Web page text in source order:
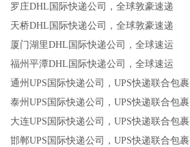
罗庄DHL国际快递公司，全球敦豪速递
天桥DHL国际快递公司，全球敦豪速递
厦门湖里DHL国际快递公司，全球速运
福州平潭DHL国际快递公司，全球速运
通州UPS国际快递公司，UPS快递联合包裹
泰州UPS国际快递公司，UPS快递联合包裹
大连UPS国际快递公司，UPS快递联合包裹
邯郸UPS国际快递公司，UPS快递联合包裹